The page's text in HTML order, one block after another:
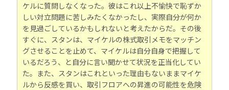
ケルに質問しなくなった。彼はこれ以上不愉快で恥ずか
しい対立問題に苦しみたくなかったし、実際自分が何か
を見過ごしているかもしれないと考えたからだ。その後
すぐに、スタンは、マイケルの株式取引メモをマッチン
グさせることを止めて、マイケルは自分自身で把握して
いるだろう、と自分に言い聞かせて状況を正当化してい
た。また、スタンはこれといった理由もないままマイケ
ルから反感を買い、取引フロアへの昇進の可能性を危険